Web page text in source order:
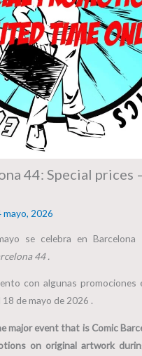
44: Special prices
mayo, 2026
se celebra en Barcelona
44 .
con algunas promociones
de mayo de 2026 .
major event that is Comic
on original artwork